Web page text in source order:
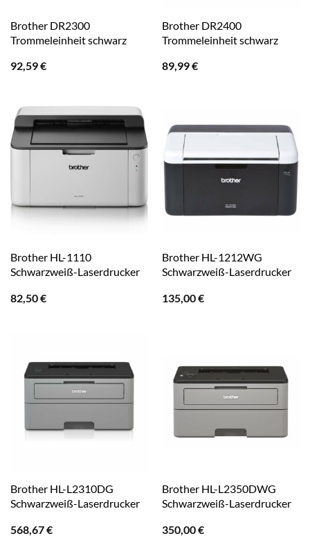
Brother DR2300
Trommeleinheit schwarz
92,59€
Brother DR2400
Trommeleinheit schwarz
89,99€
Brother HL-1110
Schwarzweiß-Laserdrucker
82,50€
Brother HL-1212WG
Schwarzweiß-Laserdrucker
135,00€
Brother HL-L2310DG
Schwarzweiß-Laserdrucker
568,67€
Brother HL-L2350DWG
Schwarzweiß-Laserdrucker
350,00€